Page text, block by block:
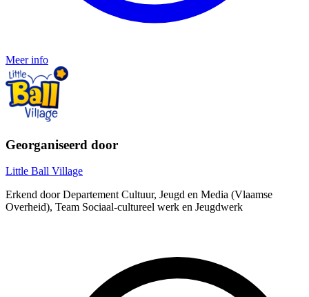
Meer info
Georganiseerd door
Little Ball Village
Erkend door Departement Cultuur, Jeugd en Media (Vlaamse
Overheid), Team Sociaal-cultureel werk en Jeugdwerk